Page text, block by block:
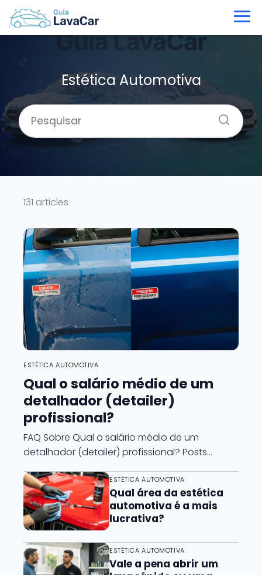
Estética Automotiva
131 articles
ESTÉTICA AUTOMOTIVA
Qual o salário médio de um
detalhador (detailer)
profissional?
FAQ Sobre Qual o salário médio de um
detalhador (detailer) profissional? Posts…
ESTÉTICA AUTOMOTIVA
Qual área da estética
automotiva é a mais
lucrativa?
ESTÉTICA AUTOMOTIVA
Vale a pena abrir um